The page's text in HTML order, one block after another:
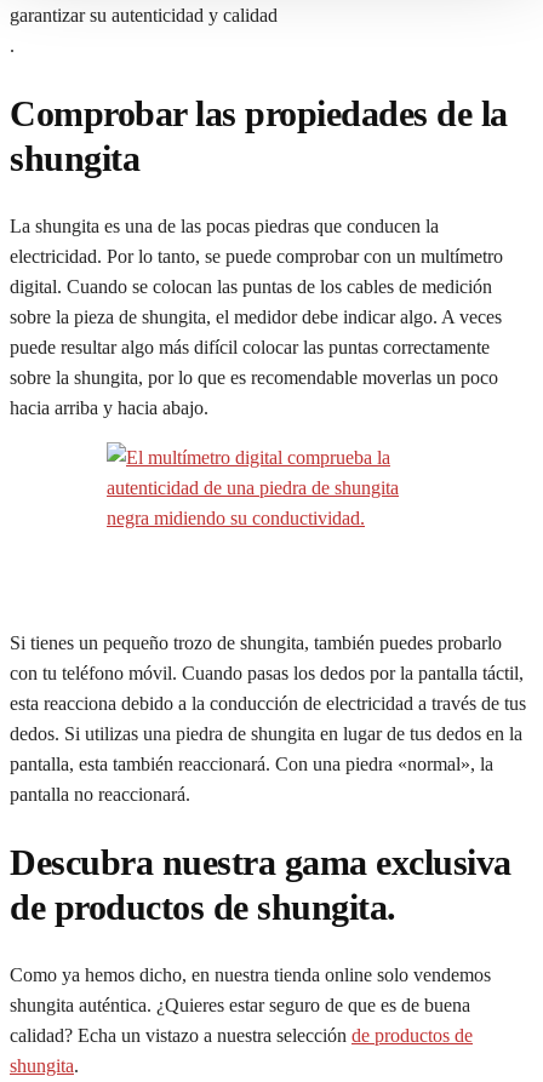
garantizar su autenticidad y calidad
.
Comprobar las propiedades de la
shungita
La shungita es una de las pocas piedras que conducen la
electricidad. Por lo tanto, se puede comprobar con un multímetro
digital. Cuando se colocan las puntas de los cables de medición
sobre la pieza de shungita, el medidor debe indicar algo. A veces
puede resultar algo más difícil colocar las puntas correctamente
sobre la shungita, por lo que es recomendable moverlas un poco
hacia arriba y hacia abajo.
Si tienes un pequeño trozo de shungita, también puedes probarlo
con tu teléfono móvil. Cuando pasas los dedos por la pantalla táctil,
esta reacciona debido a la conducción de electricidad a través de tus
dedos. Si utilizas una piedra de shungita en lugar de tus dedos en la
pantalla, esta también reaccionará. Con una piedra «normal», la
pantalla no reaccionará.
Descubra nuestra gama exclusiva
de productos de shungita.
Como ya hemos dicho, en nuestra tienda online solo vendemos
shungita auténtica. ¿Quieres estar seguro de que es de buena
calidad? Echa un vistazo a nuestra selección de productos de
shungita.